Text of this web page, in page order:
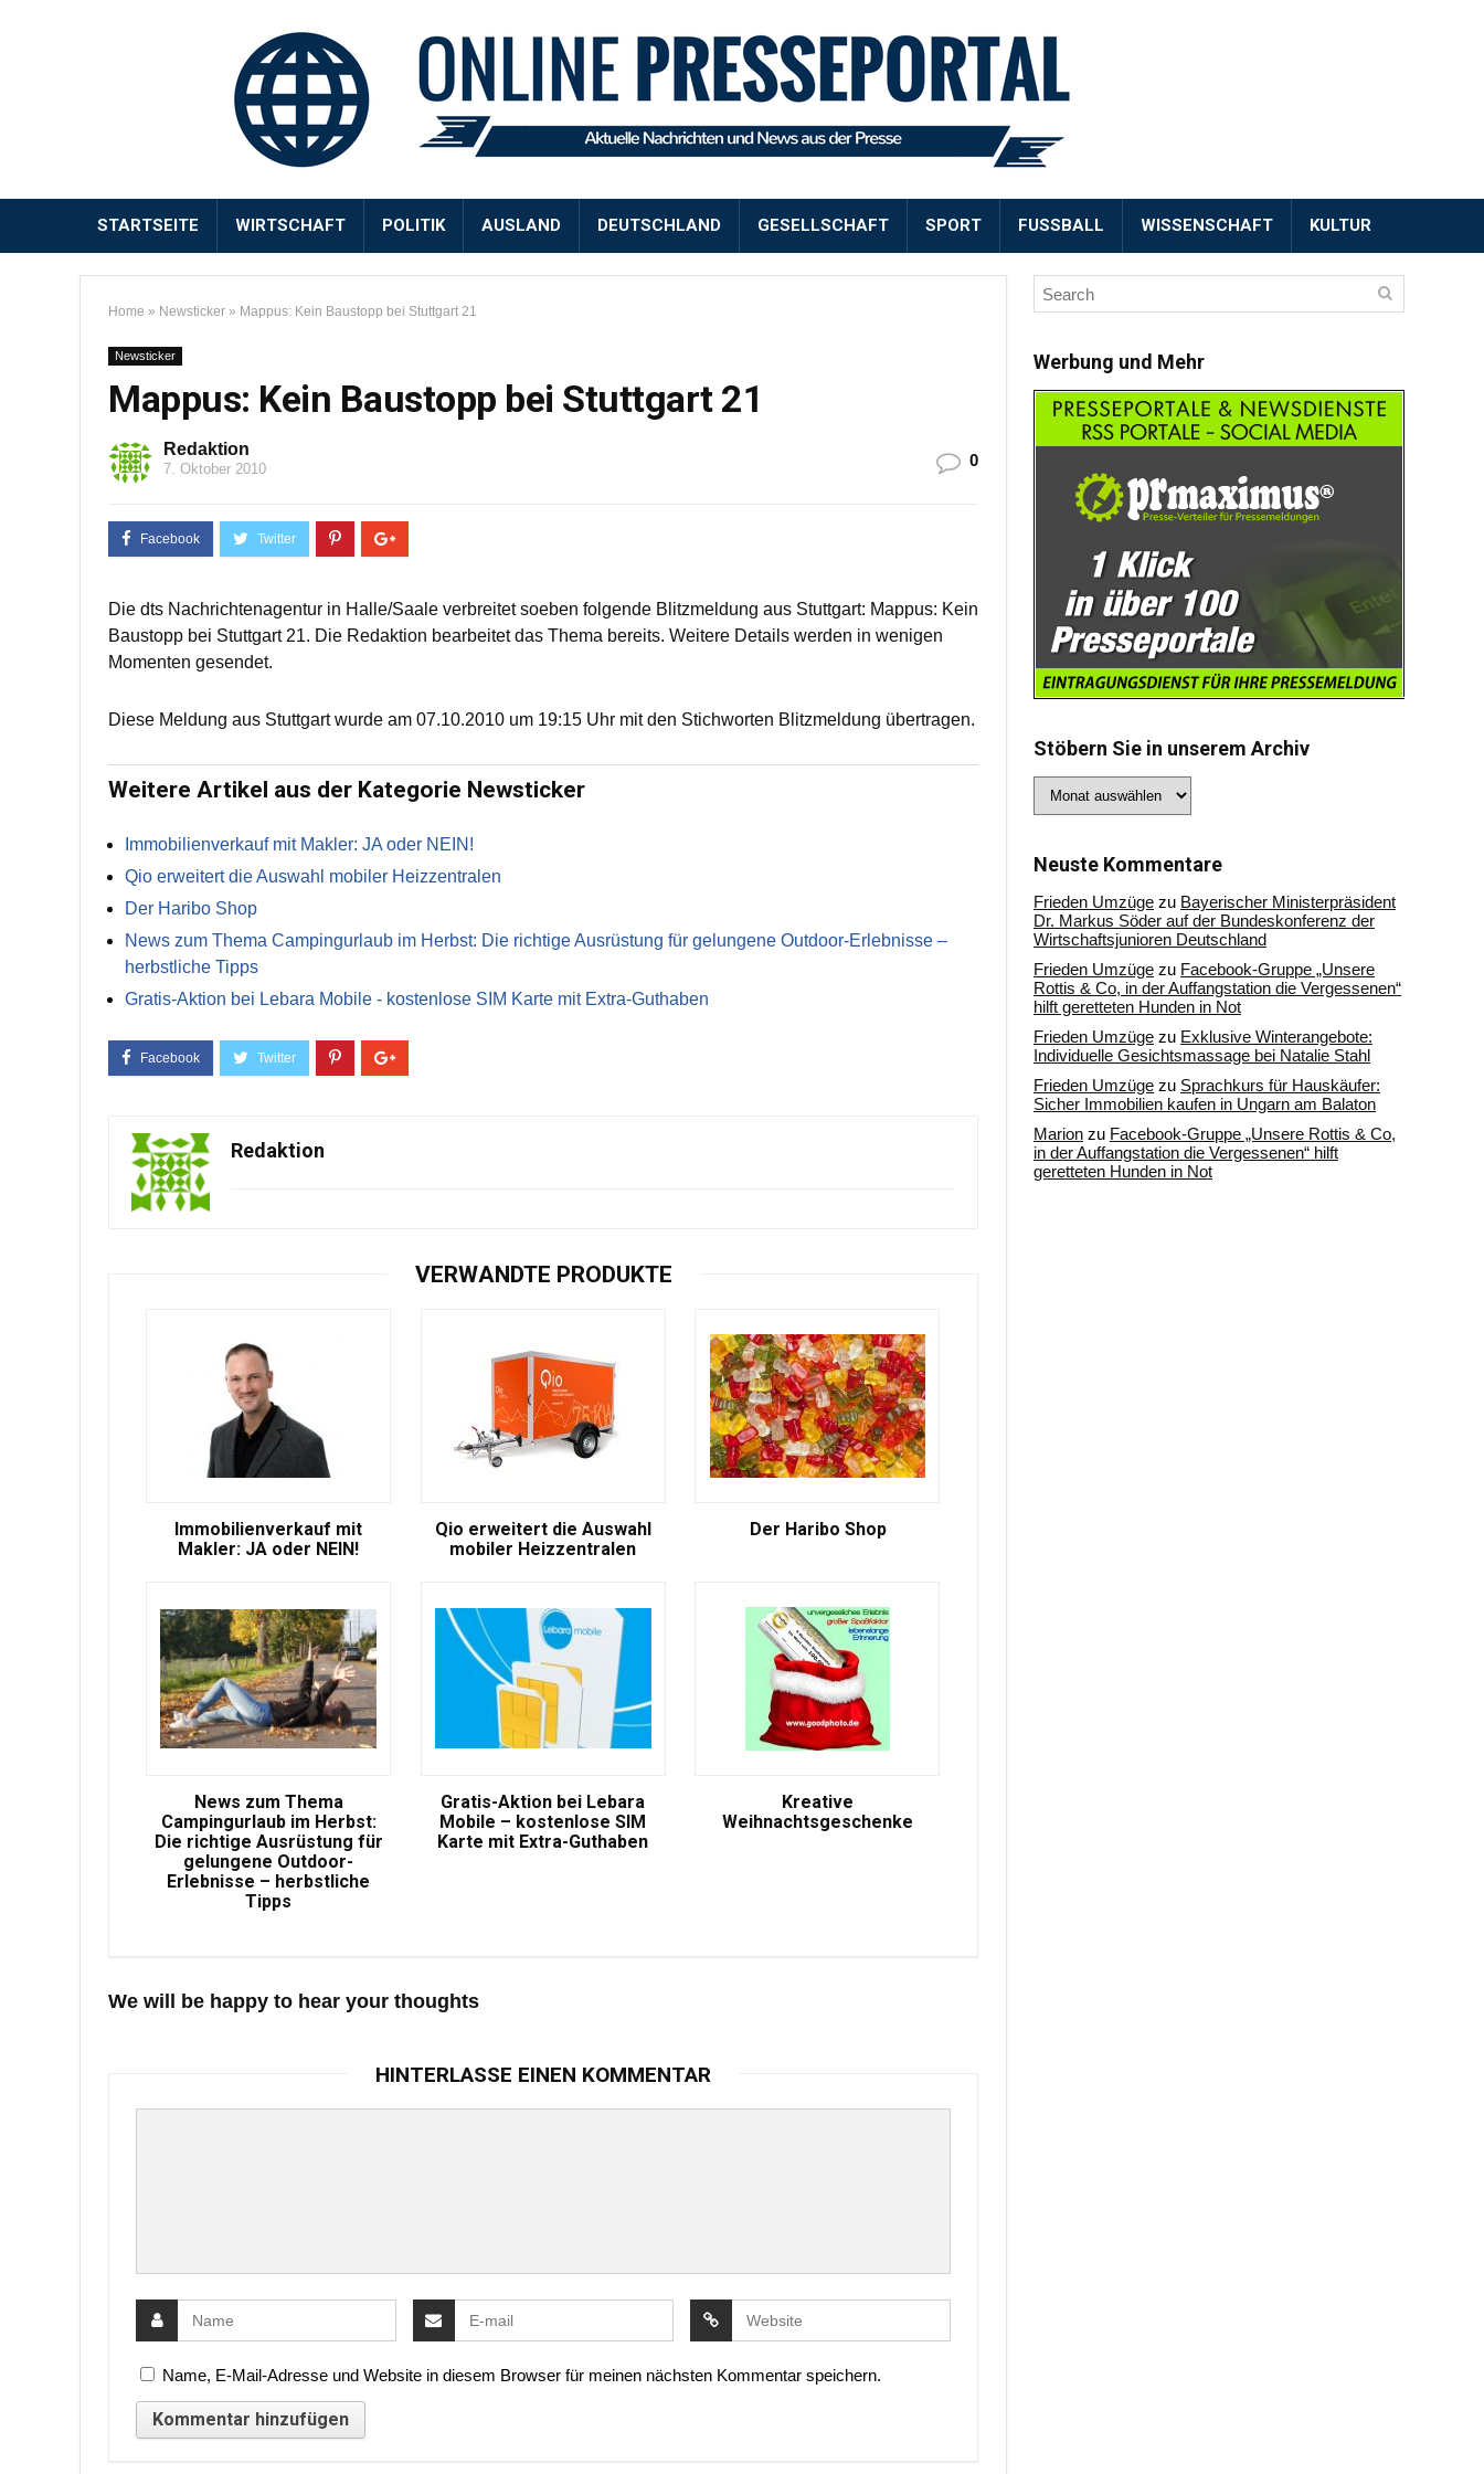
STARTSEITE WIRTSCHAFT POLITIK AUSLAND DEUTSCHLAND GESELLSCHAFT SPORT FUSSBALL WISSENSCHAFT KULTUR
Home » Newsticker » Mappus: Kein Baustopp bei Stuttgart 21
Newsticker
Mappus: Kein Baustopp bei Stuttgart 21
Redaktion
7. Oktober 2010 0
Die dts Nachrichtenagentur in Halle/Saale verbreitet soeben folgende Blitzmeldung aus Stuttgart: Mappus: Kein
Baustopp bei Stuttgart 21. Die Redaktion bearbeitet das Thema bereits. Weitere Details werden in wenigen
Momenten gesendet.
Diese Meldung aus Stuttgart wurde am 07.10.2010 um 19:15 Uhr mit den Stichworten Blitzmeldung übertragen.
Weitere Artikel aus der Kategorie Newsticker
Immobilienverkauf mit Makler: JA oder NEIN!
Qio erweitert die Auswahl mobiler Heizzentralen
Der Haribo Shop
News zum Thema Campingurlaub im Herbst: Die richtige Ausrüstung für gelungene Outdoor-Erlebnisse –
herbstliche Tipps
Gratis-Aktion bei Lebara Mobile - kostenlose SIM Karte mit Extra-Guthaben
Redaktion
VERWANDTE PRODUKTE
Immobilienverkauf mit
Makler: JA oder NEIN!
Qio erweitert die Auswahl
mobiler Heizzentralen
Der Haribo Shop
News zum Thema
Campingurlaub im Herbst:
Die richtige Ausrüstung für
gelungene Outdoor-
Erlebnisse – herbstliche
Tipps
Gratis-Aktion bei Lebara
Mobile – kostenlose SIM
Karte mit Extra-Guthaben
Kreative
Weihnachtsgeschenke
We will be happy to hear your thoughts
HINTERLASSE EINEN KOMMENTAR
Name, E-Mail-Adresse und Website in diesem Browser für meinen nächsten Kommentar speichern.
Werbung und Mehr
Stöbern Sie in unserem Archiv
Sie
Archiv
Neuste Kommentare
Frieden Umzüge zu Bayerischer Ministerpräsident
Dr. Markus Söder auf der Bundeskonferenz der
Wirtschaftsjunioren Deutschland
Frieden Umzüge zu Facebook-Gruppe „Unsere
Rottis & Co, in der Auffangstation die Vergessenen“
hilft geretteten Hunden in Not
Frieden Umzüge zu Exklusive Winterangebote:
Individuelle Gesichtsmassage bei Natalie Stahl
Frieden Umzüge zu Sprachkurs für Hauskäufer:
Sicher Immobilien kaufen in Ungarn am Balaton
Marion zu Facebook-Gruppe „Unsere Rottis & Co,
in der Auffangstation die Vergessenen“ hilft
geretteten Hunden in Not